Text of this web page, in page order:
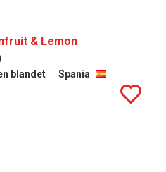
& Lemon
blandet
Spania